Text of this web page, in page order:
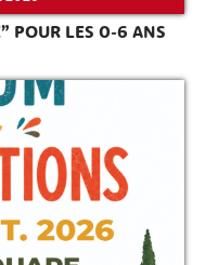
POUR LES 0-6 ANS